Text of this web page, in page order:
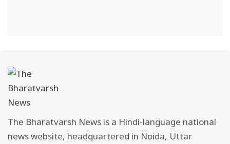
The Bharatvarsh News is a Hindi-language national
news website, headquartered in Noida, Uttar